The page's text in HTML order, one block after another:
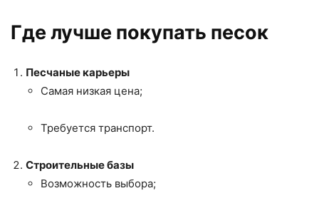
Где лучше покупать песок
Песчаные карьеры
Самая низкая цена;
Требуется транспорт.
Строительные базы
Возможность выбора;